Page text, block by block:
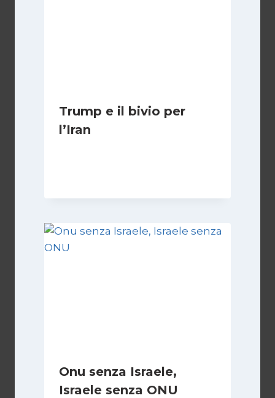
Trump e il bivio per
l’Iran
Onu senza Israele,
Israele senza ONU